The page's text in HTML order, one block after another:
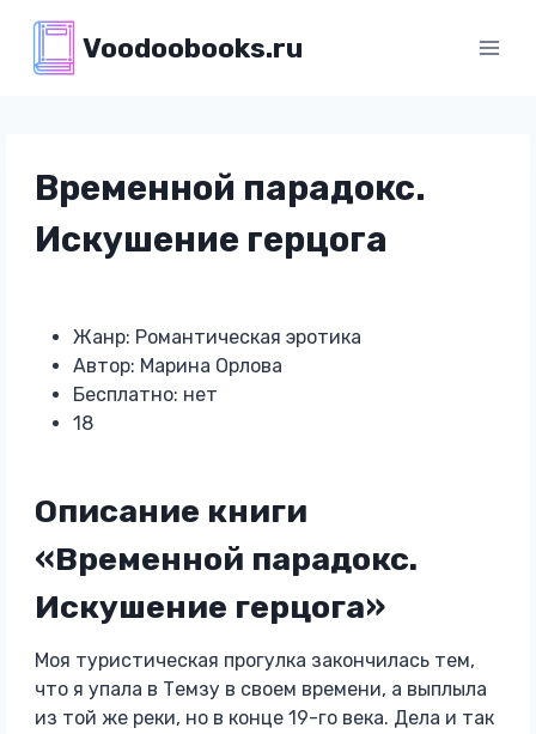
содержимому
Voodoobooks.ru
Временной парадокс.
Искушение герцога
Жанр: Романтическая эротика
Автор: Марина Орлова
Бесплатно: нет
18
Описание книги
«Временной парадокс.
Искушение герцога»
Моя туристическая прогулка закончилась тем,
что я упала в Темзу в своем времени, а выплыла
из той же реки, но в конце 19-го века. Дела и так